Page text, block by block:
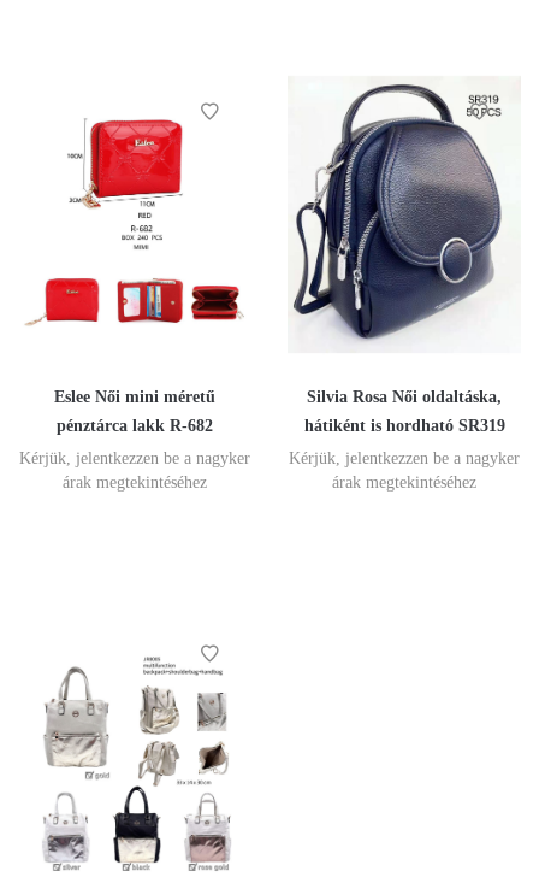
Eslee Női mini méretű
pénztárca lakk R-682
Kérjük, jelentkezzen be a nagyker
árak megtekintéséhez
Silvia Rosa Női oldaltáska,
hátiként is hordható SR319
Kérjük, jelentkezzen be a nagyker
árak megtekintéséhez